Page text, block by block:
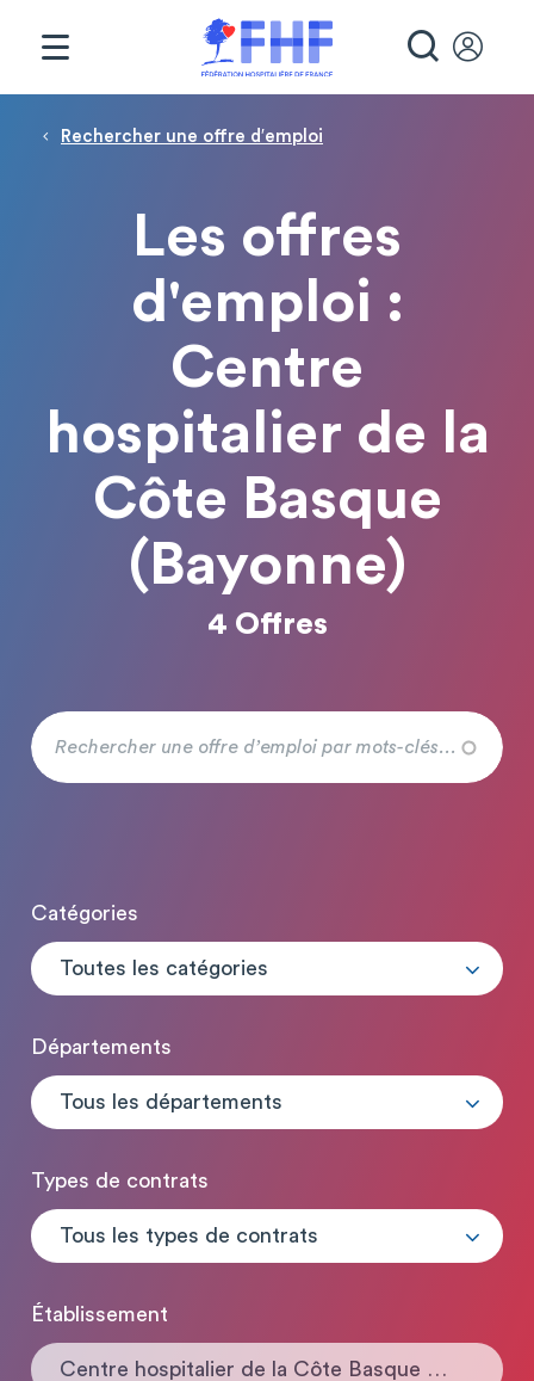
Fil d'Ariane
Rechercher une offre d′emploi
Les offres
d'emploi :
Centre
hospitalier de la
Côte Basque
(Bayonne)
4 Offres
Catégories
Toutes les catégories
Départements
Tous les départements
Types de contrats
Tous les types de contrats
Établissement
Centre hospitalier de la Côte Basque Cam de pras personnes âgées Bayonne
Panneau de gestion des cookies